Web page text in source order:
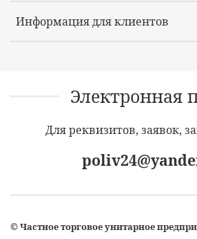
Информация для клиентов
Электронная
Для реквизитов, заявок,
©Частное торговое унитарное